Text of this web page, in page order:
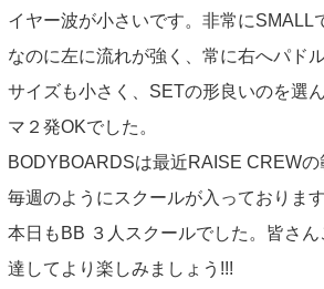
SCHOOL
ABOUT US
CONTACT
イヤー波が小さいです。非常にSMALL
なのに左に流れが強く、常に右へパド
サイズも小さく、SETの形良いのを選
マ２発OKでした。
BODYBOARDSは最近RAISE CREWの
毎週のようにスクールが入っております
本日もBB ３人スクールでした。皆さ
達してより楽しみましょう!!!